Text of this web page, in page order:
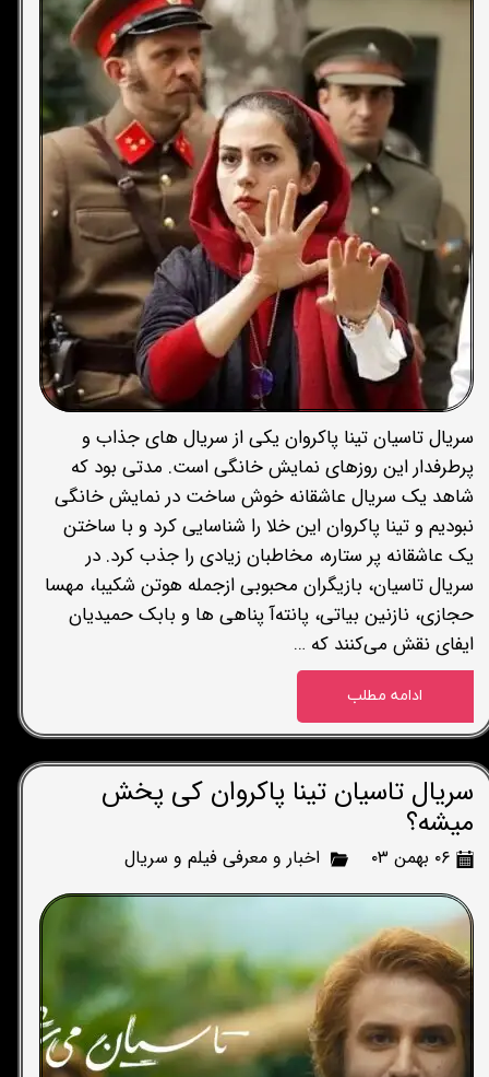
سریال تاسیان تینا پاکروان یکی از سریال های جذاب و
پرطرفدار این روزهای نمایش خانگی است. مدتی بود که
شاهد یک سریال عاشقانه خوش ساخت در نمایش خانگی
نبودیم و تینا پاکروان این خلا را شناسایی کرد و با ساختن
یک عاشقانه پر ستاره، مخاطبان زیادی را جذب کرد. در
سریال تاسیان، بازیگران محبوبی ازجمله هوتن شکیبا، مهسا
حجازی، نازنین بیاتی، پانته‌آ پناهی ها و بابک حمیدیان
ایفای نقش می‌کنند که …
ادامه مطلب
سریال تاسیان تینا پاکروان کی پخش
میشه؟
۰۶ بهمن ۰۳ اخبار و معرفی فیلم و سریال